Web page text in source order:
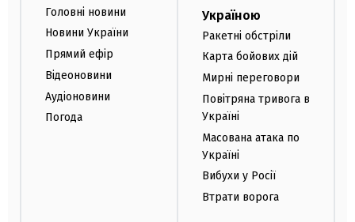
Головні новини
Новини України
Прямий ефір
Відеоновини
Аудіоновини
Погода
Україною
Ракетні обстріли
Карта бойових дій
Мирні переговори
Повітряна тривога в
Україні
Масована атака по
Україні
Вибухи у Росії
Втрати ворога